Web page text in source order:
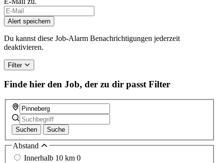
Alert speichern
Du kannst diese Job-Alarm Benachrichtigungen jederzeit
deaktivieren.
Filter
Finde hier den Job, der zu dir passt Filter
Suchen Suche
Abstand
Innerhalb 10 km 0